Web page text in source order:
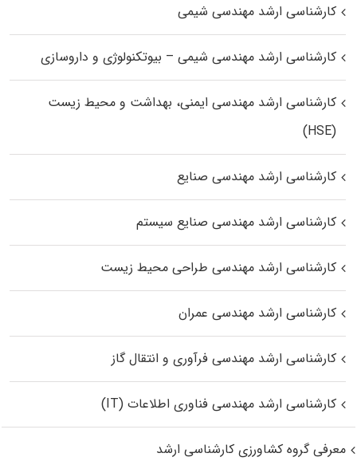
کارشناسی ارشد مهندسی شیمی
کارشناسی ارشد مهندسی شیمی – بیوتکنولوژی و داروسازی
کارشناسی ارشد مهندسی ایمنی، بهداشت و محیط زیست
(HSE)
کارشناسی ارشد مهندسی صنایع
کارشناسی ارشد مهندسی صنایع سیستم
کارشناسی ارشد مهندسی طراحی محیط زیست
کارشناسی ارشد مهندسی عمران
کارشناسی ارشد مهندسی فرآوری و انتقال گاز
کارشناسی ارشد مهندسی فناوری اطلاعات (IT)
معرفی گروه کشاورزی کارشناسی ارشد